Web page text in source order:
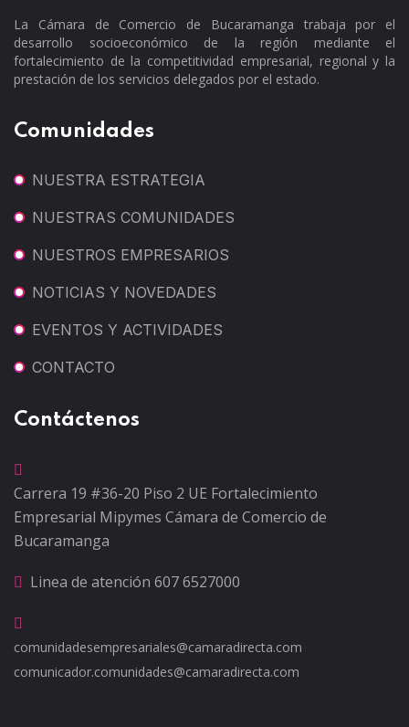
La Cámara de Comercio de Bucaramanga trabaja por el
desarrollo socioeconómico de la región mediante el
fortalecimiento de la competitividad empresarial, regional y la
prestación de los servicios delegados por el estado.
Comunidades
NUESTRA ESTRATEGIA
NUESTRAS COMUNIDADES
NUESTROS EMPRESARIOS
NOTICIAS Y NOVEDADES
EVENTOS Y ACTIVIDADES
CONTACTO
Contáctenos
Carrera 19 #36-20 Piso 2 UE Fortalecimiento
Empresarial Mipymes Cámara de Comercio de
Bucaramanga
Linea de atención 607 6527000
comunidadesempresariales@camaradirecta.com
comunicador.comunidades@camaradirecta.com